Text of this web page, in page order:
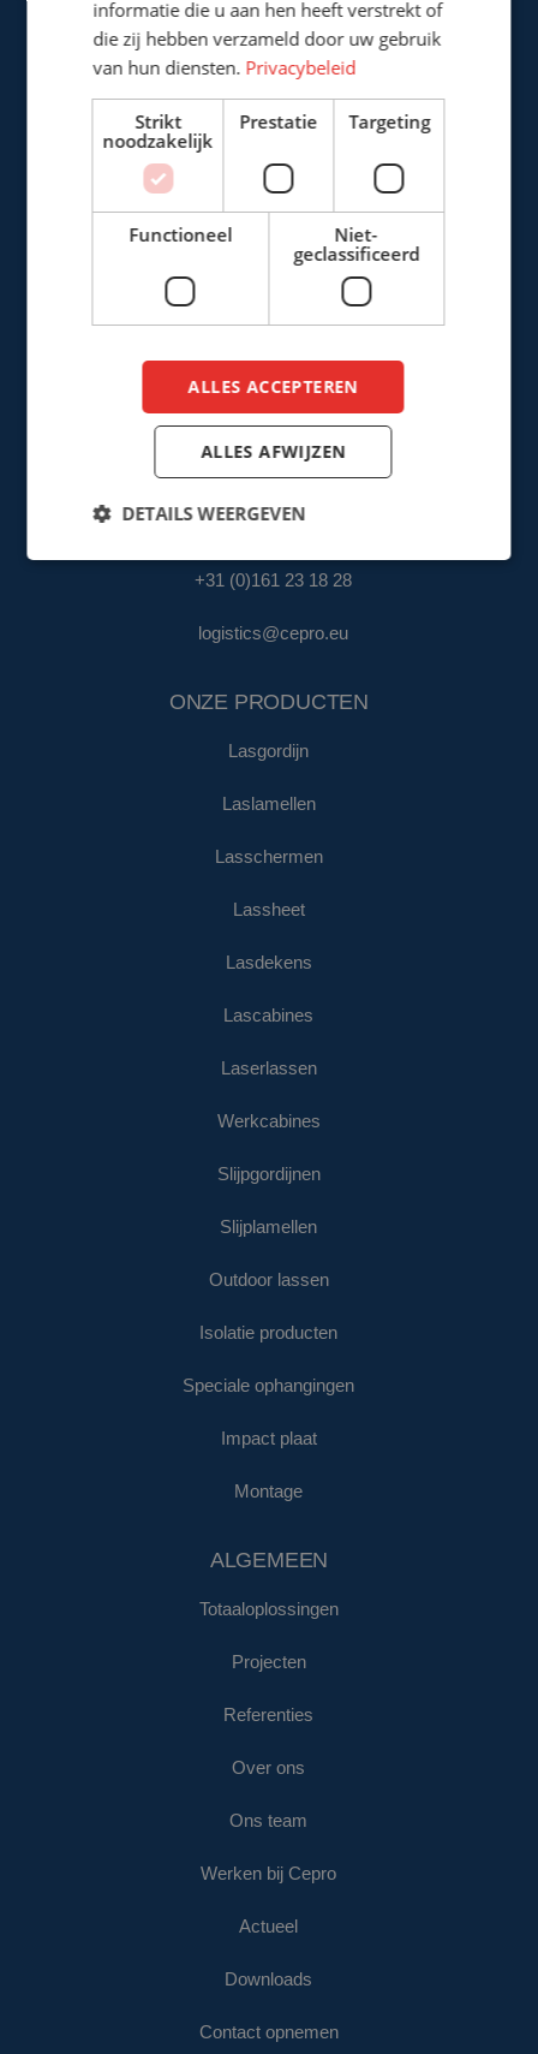
VERKOOP
+31 (0)161 22 64 72 (Nederlands)
+31 (0)161 23 01 16 (Export)
FINANCIËN & ADMINISTRATIE
+31 (0)161 23 18 28
logistics@cepro.eu
ONZE PRODUCTEN
Lasgordijn
Laslamellen
Lasschermen
Lassheet
Lasdekens
Lascabines
Laserlassen
Werkcabines
Slijpgordijnen
Slijplamellen
Outdoor lassen
Isolatie producten
Speciale ophangingen
Impact plaat
Montage
ALGEMEEN
Totaaloplossingen
Projecten
Referenties
Over ons
Ons team
Werken bij Cepro
Actueel
Downloads
Contact opnemen
informatie die u aan hen heeft verstrekt of
die zij hebben verzameld door uw gebruik
van hun diensten. Privacybeleid
Strikt
noodzakelijk
Prestatie Targeting
Functioneel
Niet-
geclassificeerd
ALLES ACCEPTEREN
ALLES AFWIJZEN
DETAILS WEERGEVEN